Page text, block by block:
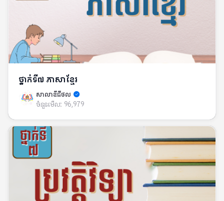
ថ្នាក់ទី៧ ភាសាខ្មែរ
សាលាឌីជីថល
ចំនួនមើល: 96,979